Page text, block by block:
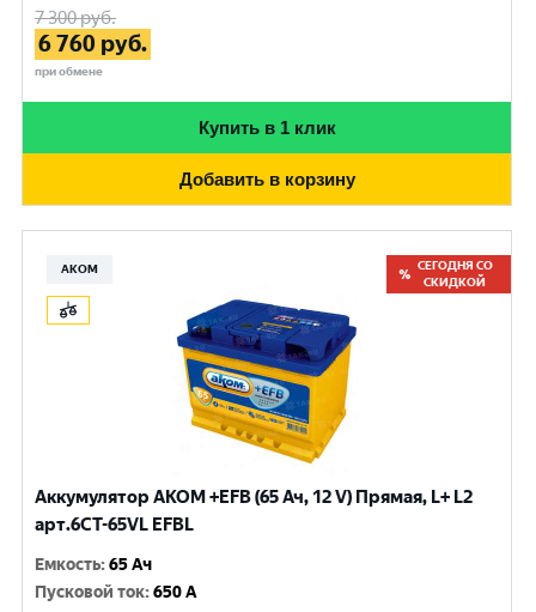
7 300руб.
6 760 руб.
при обмене
Купить в 1 клик
Добавить в корзину
АКОМ
СЕГОДНЯ СО
СКИДКОЙ
Аккумулятор AKOM +EFB (65 Ач, 12 V) Прямая, L+ L2
арт.6СТ-65VL EFBL
Емкость:65 Ач
Пусковой ток:650 A